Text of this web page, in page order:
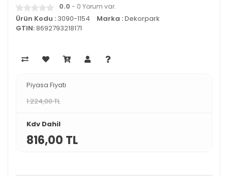
0.0 - 0 Yorum var.
Ürün Kodu : 3090-1154 Marka :Dekorpark
GTIN:8692793218171
Piyasa Fiyatı
1.224,00 TL
Kdv Dahil
816,00 TL